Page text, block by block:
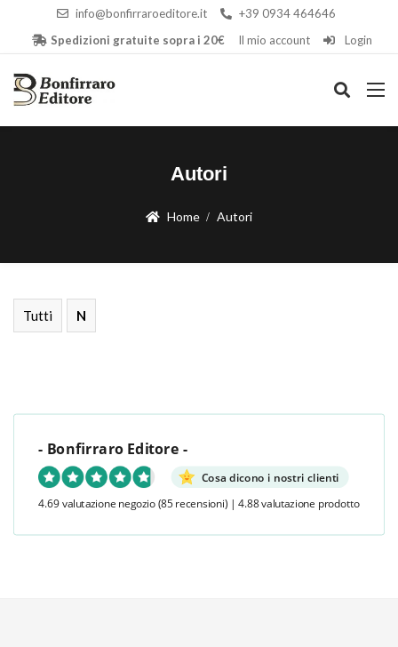
info@bonfirraroeditore.it
+39 0934 464646
Spedizioni gratuite sopra i 20€
Il mio account Login
Autori
Home Autori
Tutti N
- Bonfirraro Editore -
Cosa dicono i nostri clienti
4.69 valutazione negozio (85 recensioni) | 4.88 valutazione prodotto